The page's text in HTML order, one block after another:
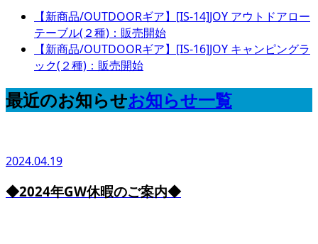
【新商品/OUTDOORギア】[IS-14]JOY アウトドアロー
テーブル(２種)：販売開始
【新商品/OUTDOORギア】[IS-16]JOY キャンピングラ
ック(２種)：販売開始
最近のお知らせお知らせ一覧
2024.04.19
◆2024年GW休暇のご案内◆